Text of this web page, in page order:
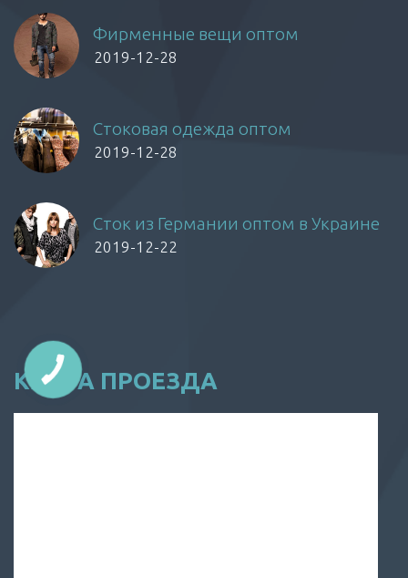
Фирменные вещи оптом
2019-12-28
Стоковая одежда оптом
2019-12-28
Сток из Германии оптом в Украине
2019-12-22
КАРТА ПРОЕЗДА